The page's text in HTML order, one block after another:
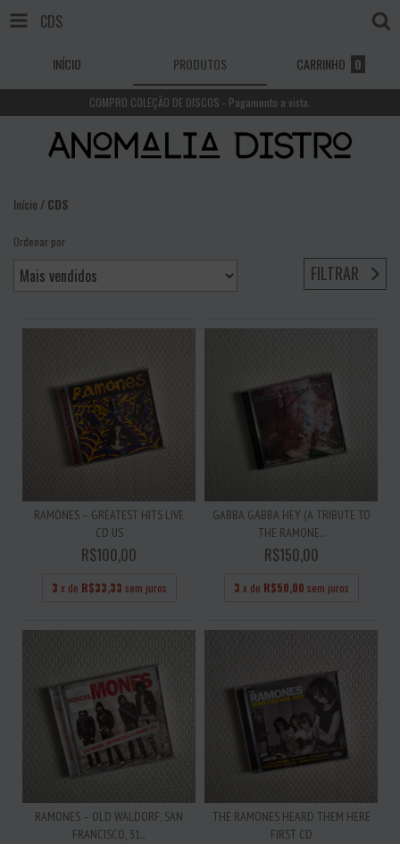
CDS
INÍCIO PRODUTOS CARRINHO 0
COMPRO COLEÇÃO DE DISCOS - Pagamento a vista.
Início /CDS
Ordenar por
FILTRAR
RAMONES – GREATEST HITS LIVE
CD US
R$100,00
3 x de R$33,33 sem juros
GABBA GABBA HEY (A TRIBUTE TO
THE RAMONE...
R$150,00
3 x de R$50,00 sem juros
RAMONES – OLD WALDORF, SAN
FRANCISCO, 31...
THE RAMONES HEARD THEM HERE
FIRST CD